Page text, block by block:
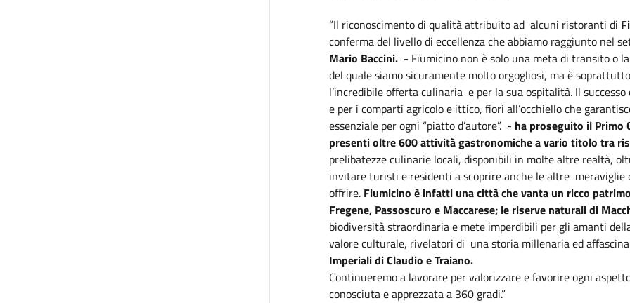
“Il riconoscimento di qualità attribuito ad alcuni ristoranti di
conferma del livello di eccellenza che abbiamo raggiunto nel
Mario Baccini. - Fiumicino non è solo una meta di transito o
del quale siamo sicuramente molto orgogliosi, ma è
l’incredibile offerta culinaria e per la sua ospitalità. Il
e per i comparti agricolo e ittico, fiori all’occhiello che
essenziale per ogni “piatto d’autore”. - ha proseguito il
presenti oltre 600 attività gastronomiche a vario titolo tra
prelibatezze culinarie locali, disponibili in molte altre realtà,
invitare turisti e residenti a scoprire anche le altre meraviglie
offrire.Fiumicino è infatti una città che vanta un ricco
Fregene, Passoscuro e Maccarese; le riserve naturali di
biodiversità straordinaria e mete imperdibili per gli amanti
valore culturale, rivelatori di una storia millenaria ed
Imperiali di Claudio e Traiano.
Continueremo a lavorare per valorizzare e favorire ogni
conosciuta e apprezzata a 360 gradi.”